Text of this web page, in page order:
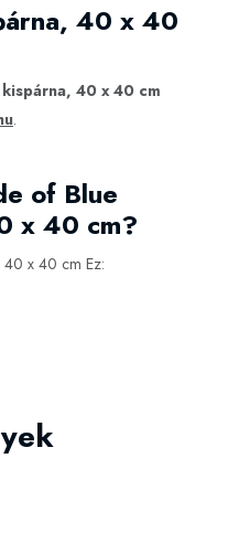
40 x 40
40 x 40 cm
.
of Blue
x 40 cm?
40 x 40 cm Ez: